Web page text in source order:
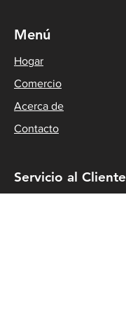
Menú
Hogar
Comercio
Acerca de
Contacto
Servicio al Cliente